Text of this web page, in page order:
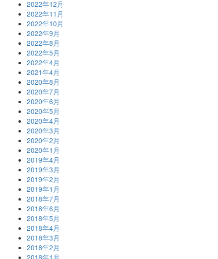
2022年12月
2022年11月
2022年10月
2022年9月
2022年8月
2022年5月
2022年4月
2021年4月
2020年8月
2020年7月
2020年6月
2020年5月
2020年4月
2020年3月
2020年2月
2020年1月
2019年4月
2019年3月
2019年2月
2019年1月
2018年7月
2018年6月
2018年5月
2018年4月
2018年3月
2018年2月
2018年1月